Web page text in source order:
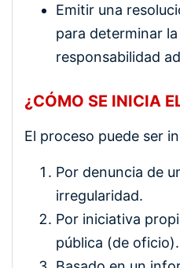
Emitir una
para determinar
responsabilidad
¿CÓMO SE INICIA
El proceso puede ser
Por denuncia de
irregularidad.
Por iniciativa
pública (de oficio).